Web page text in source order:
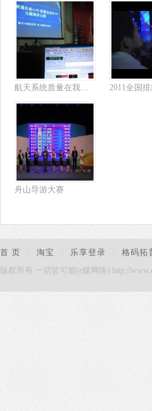
航天系统质量在我心中质量在我手中演讲比赛现场抓图 2011全国
舟山导游大赛
首 页 淘宝 乐享登录 格码拓
版权所有 一切皆可能(e媒网络) http://